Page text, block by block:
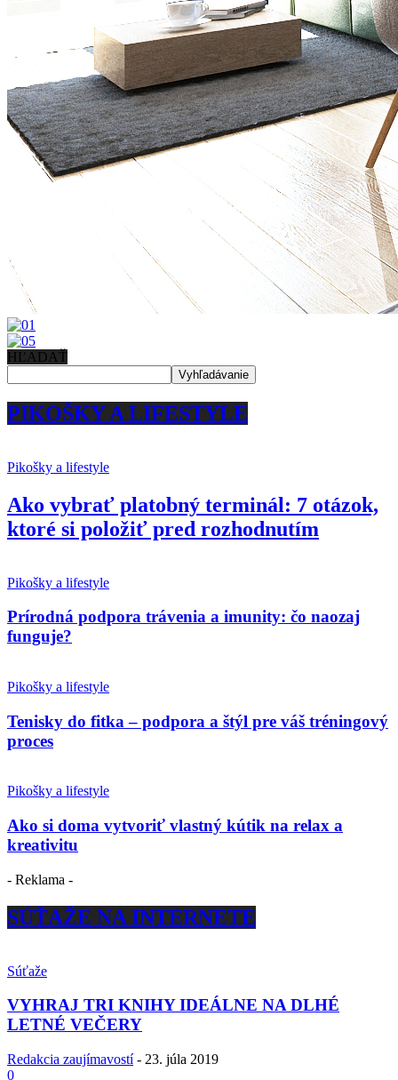
HĽADAŤ
PIKOŠKY A LIFESTYLE
Pikošky a lifestyle
Ako vybrať platobný terminál: 7 otázok,
ktoré si položiť pred rozhodnutím
Pikošky a lifestyle
Prírodná podpora trávenia a imunity: čo naozaj
funguje?
Pikošky a lifestyle
Tenisky do fitka – podpora a štýl pre váš tréningový
proces
Pikošky a lifestyle
Ako si doma vytvoriť vlastný kútik na relax a
kreativitu
- Reklama -
SÚŤAŽE NA INTERNETE
Súťaže
VYHRAJ TRI KNIHY IDEÁLNE NA DLHÉ
LETNÉ VEČERY
Redakcia zaujímavostí - 23. júla 2019
0